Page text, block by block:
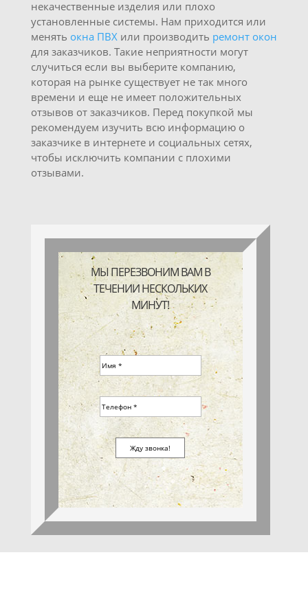
некачественные изделия или плохо
установленные системы. Нам приходится или
менять окна ПВХили производить ремонт окон
для заказчиков. Такие неприятности могут
случиться если вы выберите компанию,
которая на рынке существует не так много
времени и еще не имеет положительных
отзывов от заказчиков. Перед покупкой мы
рекомендуем изучить всю информацию о
заказчике в интернете и социальных сетях,
чтобы исключить компании с плохими
отзывами.
МЫ ПЕРЕЗВОНИМ ВАМ В
ТЕЧЕНИИ НЕСКОЛЬКИХ
МИНУТ!